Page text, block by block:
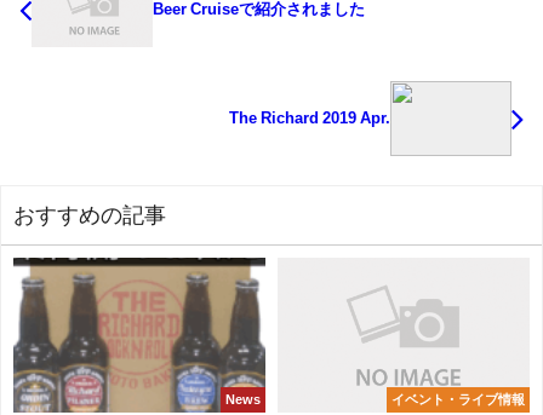
Beer Cruiseで紹介されました
The Richard 2019 Apr.
おすすめの記事
News イベント・ライブ情報